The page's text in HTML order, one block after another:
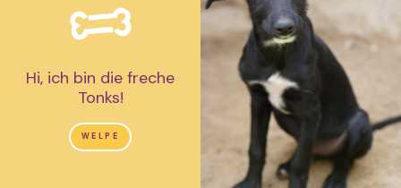
Hi, ich bin die freche
Tonks!
WELPE